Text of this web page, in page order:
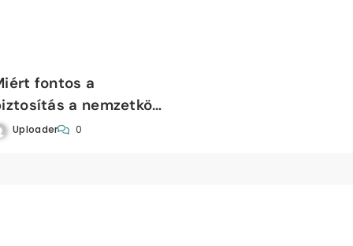
fontos a
a nemzetközi
Uploader 0